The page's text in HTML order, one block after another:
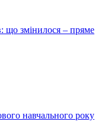
що змінилося – пряме
навчального року